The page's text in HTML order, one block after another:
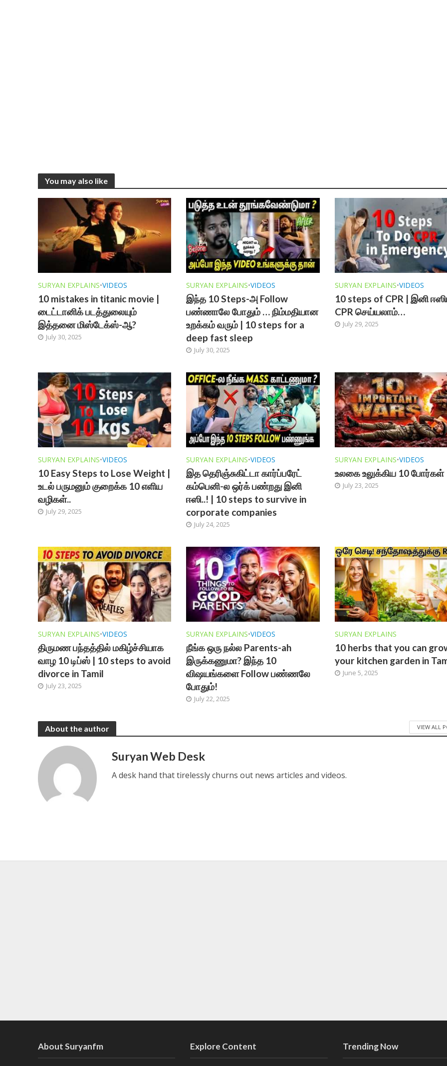
You may also like
SURYAN EXPLAINS•VIDEOS
10 mistakes in titanic movie |
டைட்டானிக் படத்துலையும்
இத்தனை மிஸ்டேக்ஸ்-ஆ?
July 30, 2025
SURYAN EXPLAINS•VIDEOS
இந்த 10 Steps-அ Follow
பண்ணாலே போதும் … நிம்மதியான
உறக்கம் வரும் | 10 steps for a
deep fast sleep
July 30, 2025
SURYAN EXPLAINS•VIDEOS
10 steps of CPR | இனி
CPR செய்யலாம்…
July 29, 2025
SURYAN EXPLAINS•VIDEOS
10 Easy Steps to Lose Weight |
உடல் பருமனும் குறைக்க 10 எளிய
வழிகள்..
July 29, 2025
SURYAN EXPLAINS•VIDEOS
இத தெரிஞ்சுகிட்டா கார்ப்பரேட்
கம்பெனி-ல ஒர்க் பண்றது இனி
ஈஸி..! | 10 steps to survive in
corporate companies
July 24, 2025
SURYAN EXPLAINS•VIDEOS
உலகை உலுக்கிய 10 போர்கள்
July 23, 2025
SURYAN EXPLAINS•VIDEOS
திருமண பந்தத்தில் மகிழ்ச்சியாக
வாழ 10 டிப்ஸ் | 10 steps to avoid
divorce in Tamil
July 23, 2025
SURYAN EXPLAINS•VIDEOS
நீங்க ஒரு நல்ல Parents-ah
இருக்கணுமா? இந்த 10
விஷயங்களை Follow பண்ணலே
போதும்!
July 22, 2025
SURYAN EXPLAINS
10 herbs that you can
your kitchen garden in
June 5, 2025
About the author VIEW ALL
Suryan Web Desk
A desk hand that tirelessly churns out news articles and videos.
About Suryanfm Explore Content Trending Now